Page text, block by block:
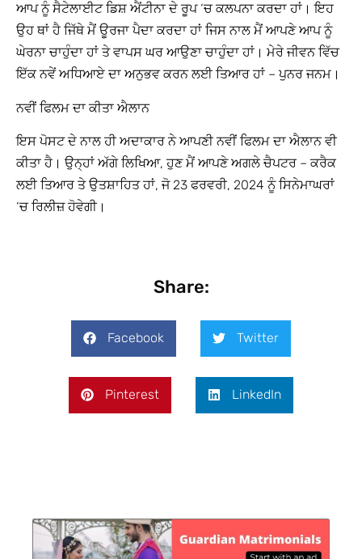
ਆਪ ਨੂੰ ਸੈਟੇਲਾਈਟ ਡਿਸ਼ ਐਂਟੀਨਾ ਦੇ ਰੂਪ ‘ਚ ਕਲਪਨਾ ਕਰਦਾ ਹਾਂ। ਇਹ
ਉਹ ਥਾਂ ਹੈ ਜਿੱਥੇ ਮੈਂ ਊਰਜਾ ਪੈਦਾ ਕਰਦਾ ਹਾਂ ਜਿਸ ਨਾਲ ਮੈਂ ਆਪਣੇ ਆਪ ਨੂੰ
ਘੇਰਨਾ ਚਾਹੁੰਦਾ ਹਾਂ ਤੇ ਵਾਪਸ ਘਰ ਆਉਣਾ ਚਾਹੁੰਦਾ ਹਾਂ। ਮੇਰੇ ਜੀਵਨ ਵਿੱਚ
ਇੱਕ ਨਵੇਂ ਅਧਿਆਏ ਦਾ ਅਨੁਭਵ ਕਰਨ ਲਈ ਤਿਆਰ ਹਾਂ – ਪੁਨਰ ਜਨਮ।
ਨਵੀਂ ਫਿਲਮ ਦਾ ਕੀਤਾ ਐਲਾਨ
ਇਸ ਪੋਸਟ ਦੇ ਨਾਲ ਹੀ ਅਦਾਕਾਰ ਨੇ ਆਪਣੀ ਨਵੀਂ ਫਿਲਮ ਦਾ ਐਲਾਨ ਵੀ
ਕੀਤਾ ਹੈ। ਉਨ੍ਹਾਂ ਅੱਗੇ ਲਿਖਿਆ, ਹੁਣ ਮੈਂ ਆਪਣੇ ਅਗਲੇ ਚੈਪਟਰ – ਕਰੈਕ
ਲਈ ਤਿਆਰ ਤੇ ਉਤਸ਼ਾਹਿਤ ਹਾਂ, ਜੋ 23 ਫਰਵਰੀ, 2024 ਨੂੰ ਸਿਨੇਮਾਘਰਾਂ
‘ਚ ਰਿਲੀਜ਼ ਹੋਵੇਗੀ।
Share:
Facebook Twitter
Pinterest LinkedIn